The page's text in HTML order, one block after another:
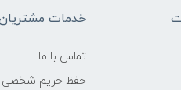
خدمات
تماس با ما
حفظ حریم شخصی